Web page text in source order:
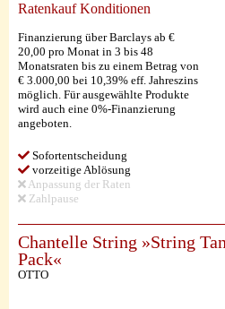
Ratenkauf Konditionen
Finanzierung über Barclays ab €
20,00 pro Monat in 3 bis 48
Monatsraten bis zu einem Betrag von
€ 3.000,00 bei 10,39% eff. Jahreszins
möglich. Für ausgewählte Produkte
wird auch eine 0%-Finanzierung
angeboten.
Sofortentscheidung
vorzeitige Ablösung
Anpassung der Raten
Zahlpause
Chantelle String »String
Pack«
OTTO